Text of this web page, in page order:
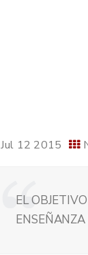
Jul 12 2015
EL